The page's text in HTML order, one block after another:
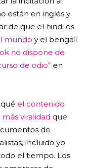
están en inglés y
de que el hindi es
mundo y el bengalí
no dispone de
de odio” en
el contenido
más viralidad que
de
incluido yo
el tiempo. Los